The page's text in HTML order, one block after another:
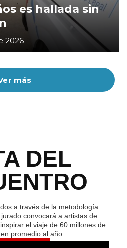
más
es hallada sin
2026
DEL
a través de la metodología
convocará a artistas de
el viaje de 60 millones de
promedio al año